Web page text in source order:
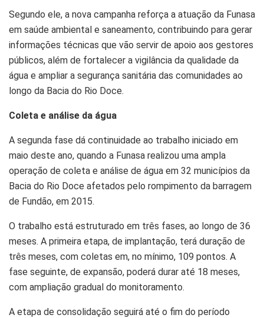
Segundo ele, a nova campanha reforça a atuação da Funasa
em saúde ambiental e saneamento, contribuindo para gerar
informações técnicas que vão servir de apoio aos gestores
públicos, além de fortalecer a vigilância da qualidade da
água e ampliar a segurança sanitária das comunidades ao
longo da Bacia do Rio Doce.
Coleta e análise da água
A segunda fase dá continuidade ao trabalho iniciado em
maio deste ano, quando a Funasa realizou uma ampla
operação de coleta e análise de água em 32 municípios da
Bacia do Rio Doce afetados pelo rompimento da barragem
de Fundão, em 2015.
O trabalho está estruturado em três fases, ao longo de 36
meses. A primeira etapa, de implantação, terá duração de
três meses, com coletas em, no mínimo, 109 pontos. A
fase seguinte, de expansão, poderá durar até 18 meses,
com ampliação gradual do monitoramento.
A etapa de consolidação seguirá até o fim do período